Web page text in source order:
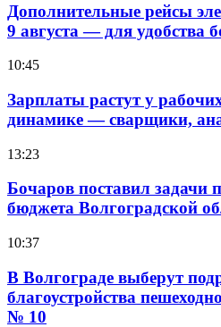
Дополнительные рейсы
9 августа — для удобства
10:45
Зарплаты растут у
динамике — сварщики,
13:23
Бочаров поставил
бюджета Волгоградской
10:37
В Волгограде выберут
благоустройства
№ 10